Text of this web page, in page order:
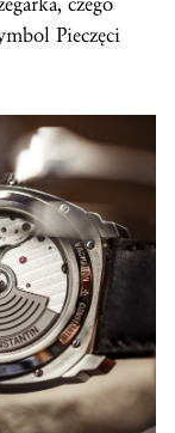
Pieczęci